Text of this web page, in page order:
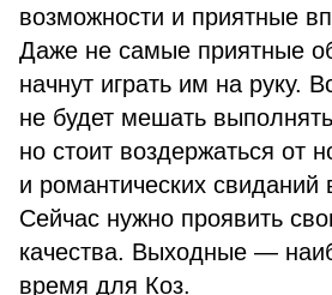
возможности и приятные
Даже не самые приятные
начнут играть им на руку.
не будет мешать
но стоит воздержаться от
и романтических свиданий
Сейчас нужно проявить
качества. Выходные —
время для Коз.